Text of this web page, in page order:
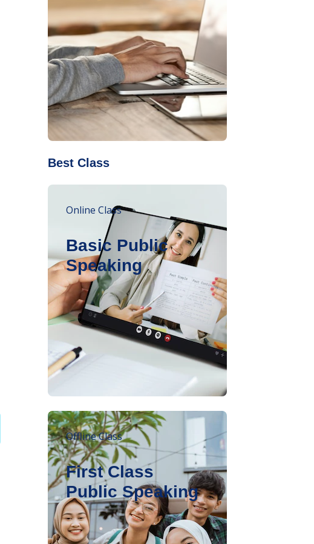
Best Class
Online Class
Basic Public
Speaking
Offline Class
First Class
Public Speaking